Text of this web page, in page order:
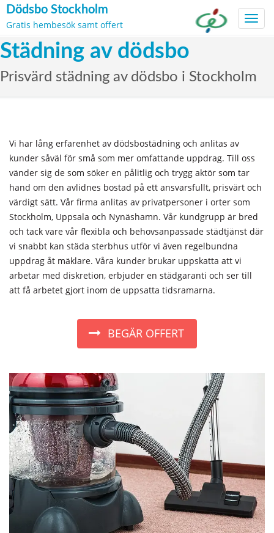
Dödsbo Stockholm
Gratis hembesök samt offert
Skip
to
content
Städning av dödsbo
Prisvärd städning av dödsbo i Stockholm
Vi har lång erfarenhet av dödsbostädning och anlitas av
kunder såväl för små som mer omfattande uppdrag. Till oss
vänder sig de som söker en pålitlig och trygg aktör som tar
hand om den avlidnes bostad på ett ansvarsfullt, prisvärt och
värdigt sätt. Vår firma anlitas av privatpersoner i orter som
Stockholm, Uppsala och Nynäshamn. Vår kundgrupp är bred
och tack vare vår flexibla och behovsanpassade städtjänst där
vi snabbt kan städa sterbhus utför vi även regelbundna
uppdrag åt mäklare. Våra kunder brukar uppskatta att vi
arbetar med diskretion, erbjuder en städgaranti och ser till
att få arbetet gjort inom de uppsatta tidsramarna.
BEGÄR OFFERT